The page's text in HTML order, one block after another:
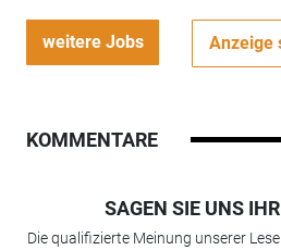
weitere Jobs Anzeige
KOMMENTARE
SAGEN SIE UNS
Die qualifizierte Meinung unserer